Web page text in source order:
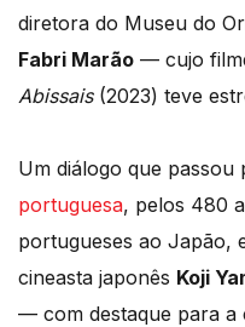
diretora do Museu do
Fabri Marão — cujo
Abissais(2023) teve
Um diálogo que passou
portuguesa, pelos 480
portugueses ao Japão,
cineasta japonês Koji
— com destaque para a